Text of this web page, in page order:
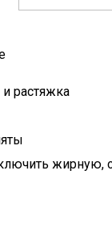
растяжка